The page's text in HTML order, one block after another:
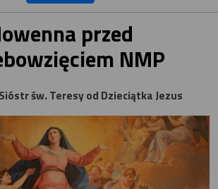
przed
NMP
św. Teresy od Dzieciątka Jezus